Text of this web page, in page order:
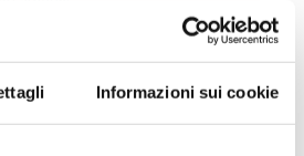
Informazioni sui cookie
delle merci importate